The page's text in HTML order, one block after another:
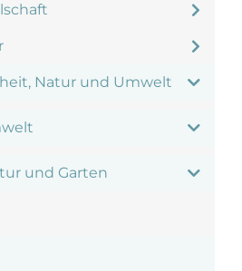
Natur und Umwelt
und Garten